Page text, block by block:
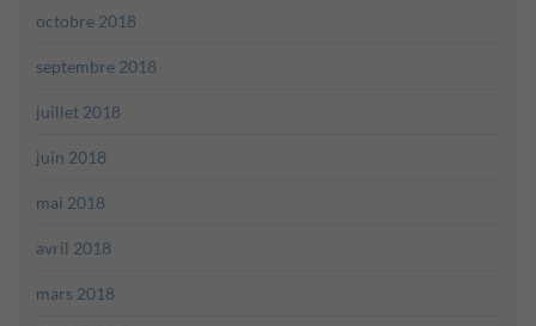
octobre 2018
septembre 2018
juillet 2018
juin 2018
mai 2018
avril 2018
mars 2018